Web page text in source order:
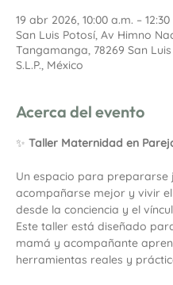
19 abr 2026, 10:00 a.m. – 12:30
San Luis Potosí, Av Himno
Tangamanga, 78269 San
S.L.P., México
Acerca del evento
✨ Taller Maternidad en
Un espacio para prepararse
acompañarse mejor y vivir
desde la conciencia y el
Este taller está diseñado
mamá y acompañante
herramientas reales y